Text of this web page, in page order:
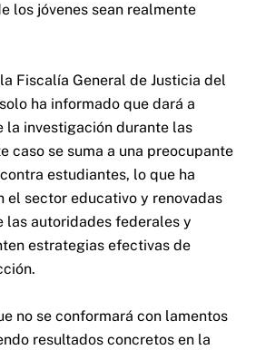
los jóvenes sean realmente
Fiscalía General de Justicia del
ha informado que dará a
la investigación durante las
caso se suma a una preocupante
estudiantes, lo que ha
el sector educativo y renovadas
las autoridades federales y
estrategias efectivas de
no se conformará con lamentos
resultados concretos en la